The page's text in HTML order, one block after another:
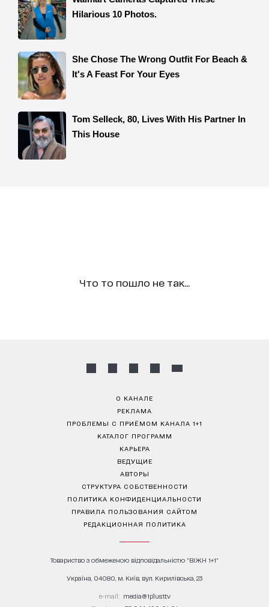
Что то пошло не так...
О КАНАЛЕ
РЕКЛАМА
ПРОБЛЕМЫ С ПРИЁМОМ КАНАЛА 1+1
КАТАЛОГ ПРОГРАММ
КАРЬЕРА
ВЕДУЩИЕ
АВТОРЫ
СТРУКТУРА СОБСТВЕННОСТИ
ПОЛИТИКА КОНФИДЕНЦИАЛЬНОСТИ
ПРАВИЛА ПОЛЬЗОВАНИЯ САЙТОМ
РЕДАКЦИОННАЯ ПОЛИТИКА
Товариство з обмеженою відповідальністю "ВІЖН 1+1"
Україна, 04080, м. Київ, вул. Кирилівська, 23
е-mail: media@1plus1.tv